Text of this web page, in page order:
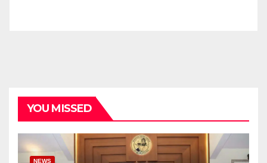
YOU MISSED
NEWS